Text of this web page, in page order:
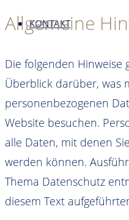
KONTAKT
Allgemeine
Die folgenden Hinweise
Überblick darüber, was
personenbezogenen
Website besuchen.
alle Daten, mit denen
werden können.
Thema Datenschutz
diesem Text